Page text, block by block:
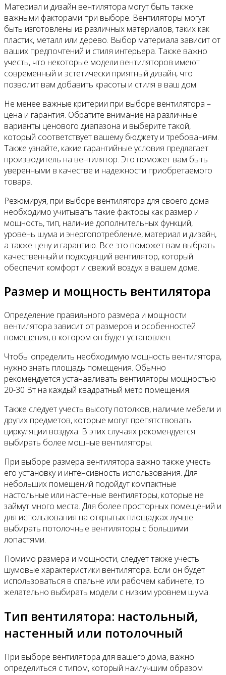
Материал и дизайн вентилятора могут быть также
важными факторами при выборе. Вентиляторы могут
быть изготовлены из различных материалов, таких как
пластик, металл или дерево. Выбор материала зависит от
ваших предпочтений и стиля интерьера. Также важно
учесть, что некоторые модели вентиляторов имеют
современный и эстетически приятный дизайн, что
позволит вам добавить красоты и стиля в ваш дом.
Не менее важные критерии при выборе вентилятора –
цена и гарантия. Обратите внимание на различные
варианты ценового диапазона и выберите такой,
который соответствует вашему бюджету и требованиям.
Также узнайте, какие гарантийные условия предлагает
производитель на вентилятор. Это поможет вам быть
уверенными в качестве и надежности приобретаемого
товара.
Резюмируя, при выборе вентилятора для своего дома
необходимо учитывать такие факторы как размер и
мощность, тип, наличие дополнительных функций,
уровень шума и энергопотребление, материал и дизайн,
а также цену и гарантию. Все это поможет вам выбрать
качественный и подходящий вентилятор, который
обеспечит комфорт и свежий воздух в вашем доме.
Размер и мощность вентилятора
Определение правильного размера и мощности
вентилятора зависит от размеров и особенностей
помещения, в котором он будет установлен.
Чтобы определить необходимую мощность вентилятора,
нужно знать площадь помещения. Обычно
рекомендуется устанавливать вентиляторы мощностью
20-30 Вт на каждый квадратный метр помещения.
Также следует учесть высоту потолков, наличие мебели и
других предметов, которые могут препятствовать
циркуляции воздуха. В этих случаях рекомендуется
выбирать более мощные вентиляторы.
При выборе размера вентилятора важно также учесть
его установку и интенсивность использования. Для
небольших помещений подойдут компактные
настольные или настенные вентиляторы, которые не
займут много места. Для более просторных помещений и
для использования на открытых площадках лучше
выбирать потолочные вентиляторы с большими
лопастями.
Помимо размера и мощности, следует также учесть
шумовые характеристики вентилятора. Если он будет
использоваться в спальне или рабочем кабинете, то
желательно выбирать модели с низким уровнем шума.
Тип вентилятора: настольный,
настенный или потолочный
При выборе вентилятора для вашего дома, важно
определиться с типом, который наилучшим образом